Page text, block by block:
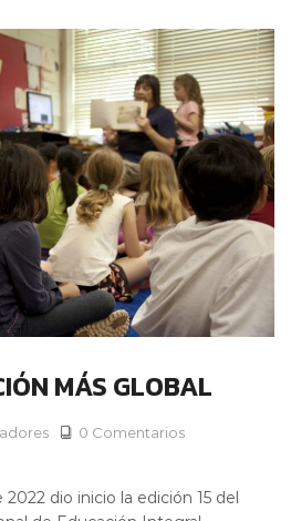
MÁS GLOBAL
0 Comentarios
dio inicio la edición 15 del